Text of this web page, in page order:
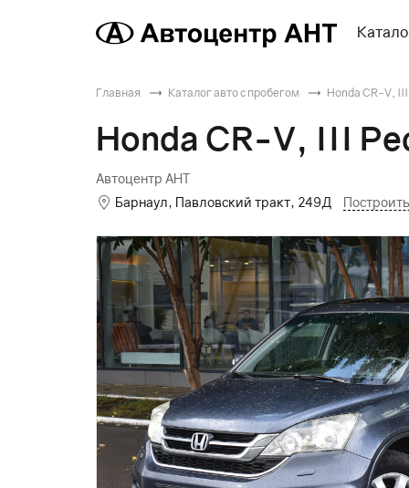
Главная Каталог авто с пробегом Honda CR-V,
Honda CR-V, III
Автоцентр АНТ
Барнаул, Павловский тракт, 249Д